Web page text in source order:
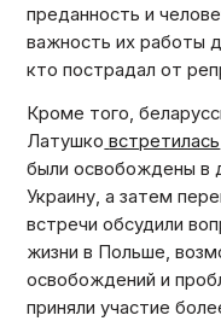
преданность и
важность их работы
кто пострадал от
Кроме того,
Латушко встретилась
были освобождены в
Украину, а затем
встречи обсудили
жизни в Польше,
освобождений и
приняли участие